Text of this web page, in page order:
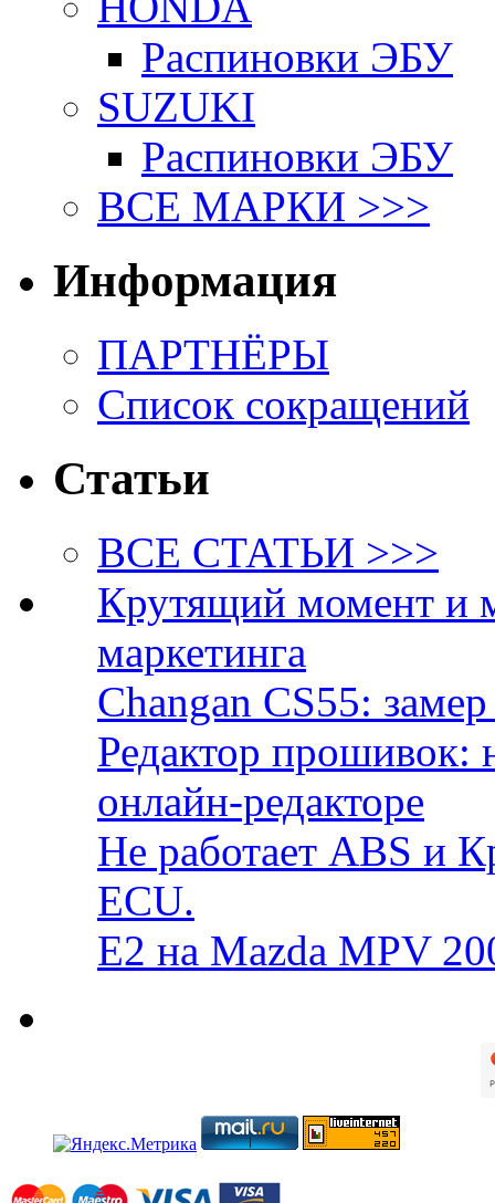
Распиновки ЭБУ
SUZUKI
Распиновки ЭБУ
ВСЕ МАРКИ >>>
Информация
ПАРТНЁРЫ
Список сокращений
Статьи
ВСЕ СТАТЬИ >>>
Крутящий момент и
маркетинга
Changan CS55:
Редактор прошивок:
онлайн-редакторе
Не работает ABS и
ECU.
E2 на Mazda MPV